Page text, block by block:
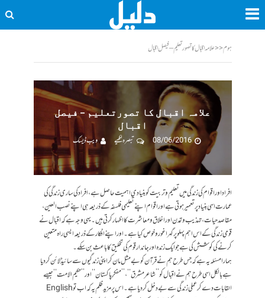
ہوم<<علامہ اقبال کا تصورتعلیم – فیصل اقبال
علامہ اقبال کا تصورتعلیم – فیصل
اقبال
08/06/2016
تبصرہ لکھیے ویب ڈیسک
افراد اور اقوام کی زندگی میں تعلیم و تربیت کو بنیادی اہمیت حاصل ہے، افراد کی ساری زندگی کی
عمارت اسی بنیاد پر تعمیر ہوتی ہے اور اقوام اپنے تعلیمی فلسفہ کے ذریعہ ہی اپنے نصب العین،
مقاصد حیات، تہذیب و تمدن اور اخلاق و معاشرت کا اظہار کرتی ہیں۔ یہی وجہ ہے کہ اقبال نے
قومی زندگی کے اس اہم پہلو پر گہرا غور و خوص کیا ہے۔ اور اپنے افکار کے ذریعہ ایسی راہ متعین
کرنے کی کوشش کی ہے جو ایک زندہ اور جاندار قوم کی تخلیق کا باعث بن سکے۔
ہمارا مسئلہ یہ ہے کہ جس طرح ہم نے قرآن کو بےمثل مان کر اپنی زندگیوں سے سائیڈ لائن کر دیا
ہے بالکل اسی طرح ہم نے اقبال کو’’شاعرمشرق‘‘، ’’مفکرِ پاکستان‘‘ اور ’’حکیم الامت‘‘ جیسے
القابات دے کر عملی زندگی سے بے دخل کر دیا ہے۔ اس پر مزید ظلم یہ کہ اب تو English